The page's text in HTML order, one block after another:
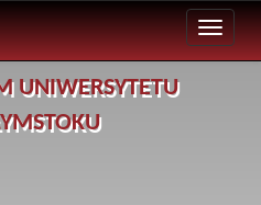
UNIWERSYTETU